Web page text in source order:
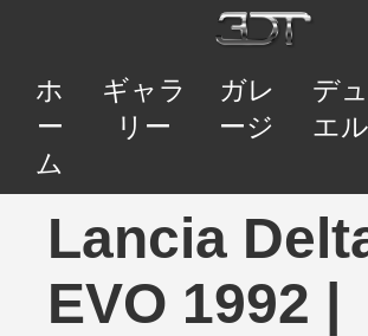
ホ
ー
ム
ギャラ
リー
ガレ
ージ
デュ
エル
Lancia
EVO 1992 |